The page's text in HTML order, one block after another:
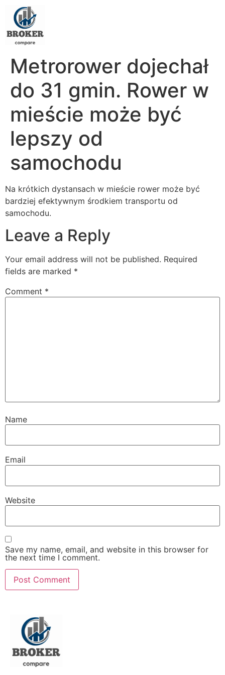
Metrorower dojechał
do 31 gmin. Rower w
mieście może być
lepszy od
samochodu
Na krótkich dystansach w mieście rower może być
bardziej efektywnym środkiem transportu od
samochodu.
Leave a Reply
Your email address will not be published. Required
fields are marked *
Comment *
Name
Email
Website
Save my name, email, and website in this browser for
the next time I comment.